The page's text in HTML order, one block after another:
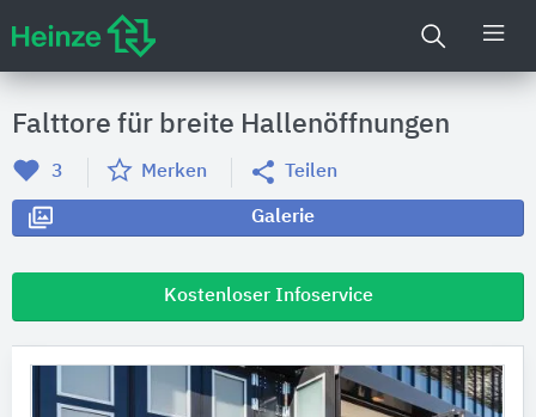
Falttore für breite Hallenöffnungen
3 Merken Teilen
Galerie
Kostenloser Infoservice